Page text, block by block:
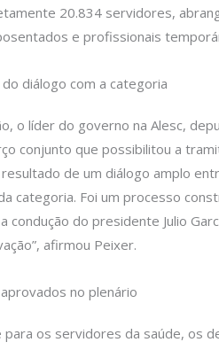
20.834 servidores,
e profissionais
diálogo com a categoria
o líder do governo na Alesc,
conjunto que possibilitou a
de um diálogo amplo
categoria. Foi um processo
condução do presidente Julio
afirmou Peixer.
no plenário
os servidores da saúde, os